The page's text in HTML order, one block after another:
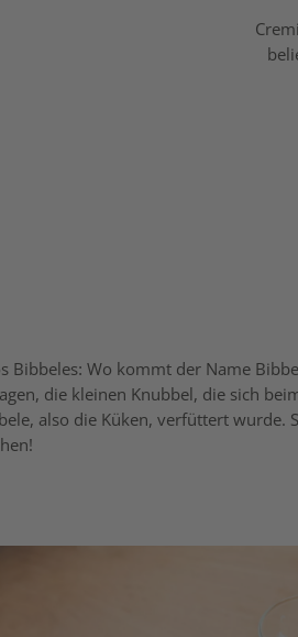
Bibbeles: Wo kommt der Name
die kleinen Knubbel, die sich
also die Küken, verfüttert wurde.